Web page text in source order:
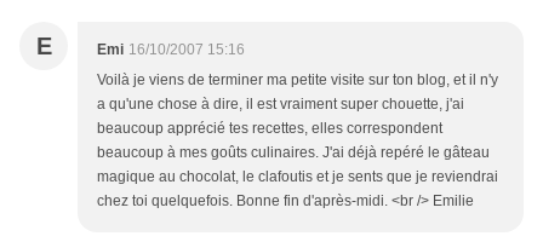
E Emi 16/10/2007 15:16
Voilà je viens de terminer ma petite visite sur ton blog, et il n'y
a qu'une chose à dire, il est vraiment super chouette, j'ai
beaucoup apprécié tes recettes, elles correspondent
beaucoup à mes goûts culinaires. J'ai déjà repéré le gâteau
magique au chocolat, le clafoutis et je sents que je reviendrai
chez toi quelquefois. Bonne fin d'après-midi. <br /> Emilie